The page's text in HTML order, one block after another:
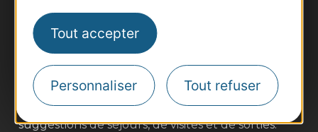
Tout accepter
Personnaliser Tout refuser
Pros d'Occitanie
Site presse et d'influence
Voyagistes
Destination Sport
Inscrivez-vous à la lettre d'information
Destination Occitanie pour recevoir des
suggestions de séjours, de visites et de sorties.